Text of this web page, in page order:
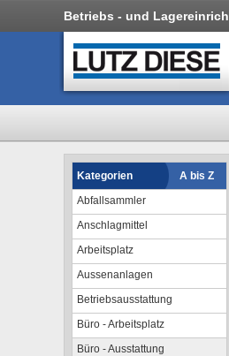
Betriebs - und
Kategorien
A bis Z
Abfallsammler
Anschlagmittel
Arbeitsplatz
Aussenanlagen
Betriebsausstattung
Büro - Arbeitsplatz
Büro - Ausstattung